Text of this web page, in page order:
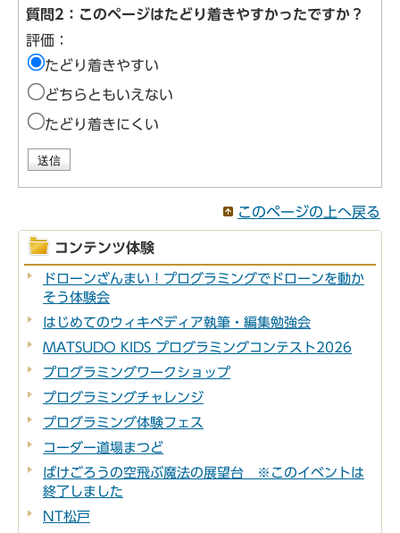
質問2：このページはたどり着きやすかったですか？
評価：
たどり着きやすい
どちらともいえない
たどり着きにくい
このページの上へ戻る
コンテンツ体験
ドローンざんまい！プログラミングでドローンを動か
そう体験会
はじめてのウィキペディア執筆・編集勉強会
MATSUDO KIDS プログラミングコンテスト2026
プログラミングワークショップ
プログラミングチャレンジ
プログラミング体験フェス
コーダー道場まつど
ばけごろうの空飛ぶ魔法の展望台 ※このイベントは
終了しました
NT松戸